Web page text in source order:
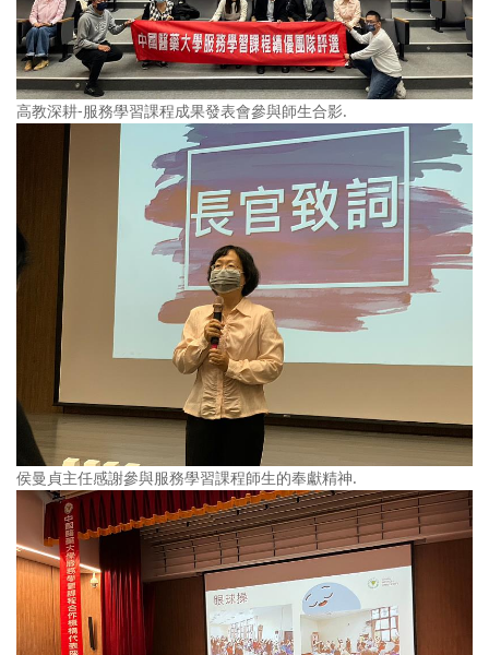
高教深耕-服務學習課程成果發表會參與師生合影.
侯曼貞主任感謝參與服務學習課程師生的奉獻精神.